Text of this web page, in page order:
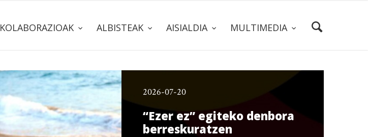
KOLABORAZIOAK ALBISTEAK AISIALDIA MULTIMEDIA
2026-07-20
“Ezer ez” egiteko denbora
berreskuratzen